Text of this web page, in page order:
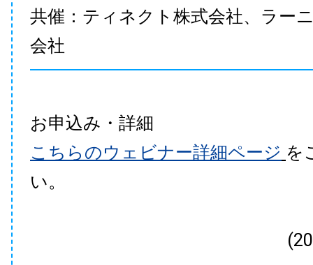
共催：ティネクト株式会社、ラー
会社
お申込み・詳細
こちらのウェビナー詳細ページ を
い。